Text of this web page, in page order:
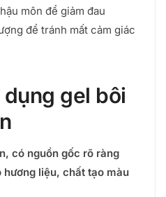
môn để giảm đau
để tránh mất cảm giác
gel bôi
có nguồn gốc rõ ràng
liệu, chất tạo màu